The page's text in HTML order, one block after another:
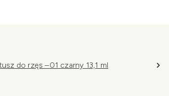
do rzęs –01 czarny 13,1 ml